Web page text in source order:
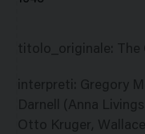
titolo_originale: The
interpreti: Gregory
Darnell (Anna
Otto Kruger,